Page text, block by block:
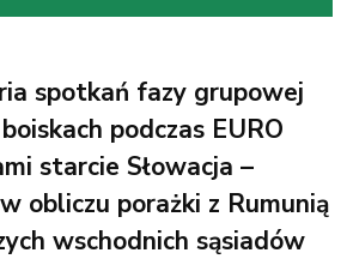
spotkań fazy grupowej
podczas EURO
starcie Słowacja –
obliczu porażki z Rumunią
wschodnich sąsiadów